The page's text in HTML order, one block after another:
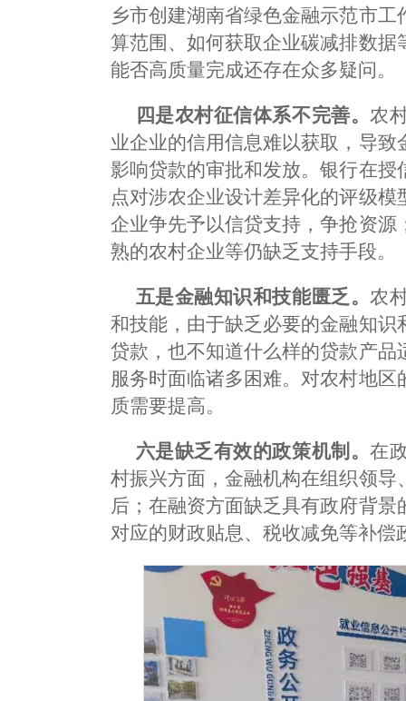
乡市创建湖南省绿色金融示范市
算范围、如何获取企业碳减排数
能否高质量完成还存在众多疑问。
四是农村征信体系不完善。农
业企业的信用信息难以获取，导
影响贷款的审批和发放。银行在
点对涉农企业设计差异化的评级
企业争先予以信贷支持，争抢资
熟的农村企业等仍缺乏支持手段。
五是金融知识和技能匮乏。农
和技能，由于缺乏必要的金融知
贷款，也不知道什么样的贷款产
服务时面临诸多困难。对农村地
质需要提高。
六是缺乏有效的政策机制。在
村振兴方面，金融机构在组织领
后；在融资方面缺乏具有政府背
对应的财政贴息、税收减免等补偿